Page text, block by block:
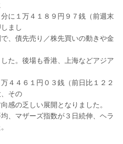
に１万４１８９円９７銭（前週末
まし
、債先売り／株先買いの動きや金
た。後場も香港、上海などアジア
４４６１円０３銭（前日比１２２
その
感の乏しい展開となりました。
、マザーズ指数が３日続伸、ヘラ